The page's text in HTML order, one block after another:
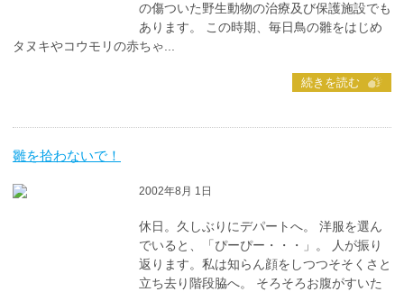
の傷ついた野生動物の治療及び保護施設でも
あります。 この時期、毎日鳥の雛をはじめ
タヌキやコウモリの赤ちゃ...
続きを読む
雛を拾わないで！
2002年8月 1日
休日。久しぶりにデパートへ。 洋服を選ん
でいると、「ぴーぴー・・・」。 人が振り
返ります。私は知らん顔をしつつそそくさと
立ち去り階段脇へ。 そろそろお腹がすいた